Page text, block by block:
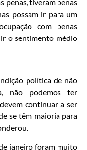
penas, tiveram penas
possam ir para um
com penas
o sentimento médio
política de não
não podemos ter
continuar a ser
se têm maioria para
janeiro foram muito